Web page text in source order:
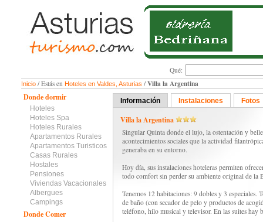
Qué:
Inicio / Estás en Hoteles en Valdes, Asturias / Villa la Argentina
Donde dormir
Hoteles
Hoteles Spa
Hoteles Rurales
Apartamentos Rurales
Apartamentos Turisticos
Casas Rurales
Hostales
Pensiones
Viviendas Vacacionales
Albergues
Campings
Donde Comer
Información Instalaciones Fotos
Villa la Argentina
Singular Quinta donde el lujo, la ostentación y
acontecimientos sociales que la actividad
generaba en su entorno.
Hoy día, sus instalaciones hoteleras permiten
todo comfort sin perder su ambiente original de la
Tenemos 12 habitaciones: 9 dobles y 3 especiales.
de baño (con secador de pelo y productos de
teléfono, hilo musical y televisor. En las suites hay